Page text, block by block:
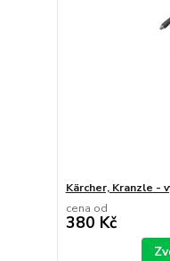
Kärcher, Kranzle -
cena od
380 Kč